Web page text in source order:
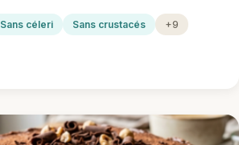
Sans céleri Sans crustacés +9